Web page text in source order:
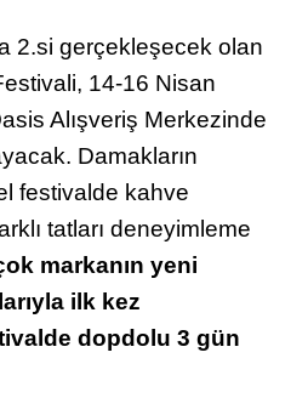
2.si gerçekleşecek olan
14-16 Nisan
Alışveriş Merkezinde
Damakların
festivalde kahve
tatları deneyimleme
markanın yeni
ilk kez
dopdolu 3 gün